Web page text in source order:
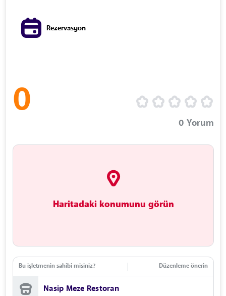
Rezervasyon
0
0 Yorum
Haritadaki konumunu görün
Bu işletmenin sahibi misiniz? Düzenleme önerin
Nasip Meze Restoran